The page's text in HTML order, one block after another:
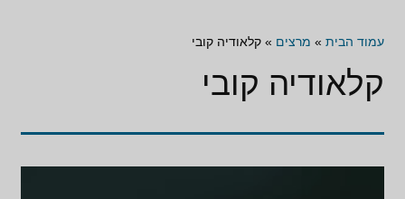
עמוד הבית » מרצים »קלאודיה קובי
קלאודיה קובי